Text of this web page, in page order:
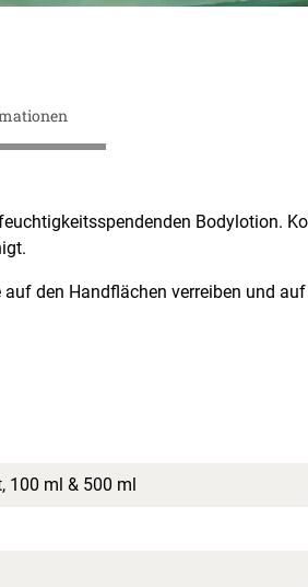
Bodylotion.
den Handflächen verreiben und
100 ml & 500 ml